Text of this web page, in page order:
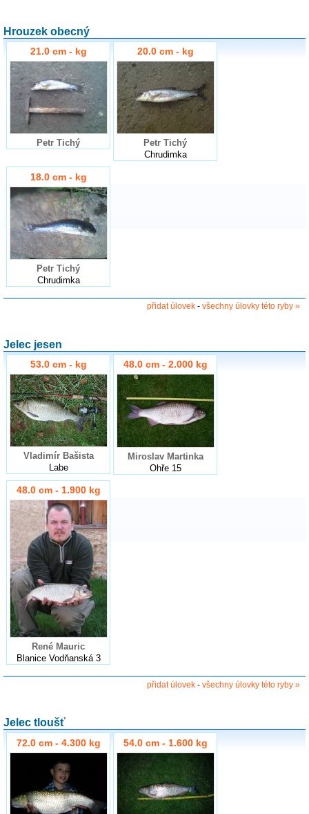
Hrouzek obecný
21.0 cm - kg
Petr Tichý
20.0 cm - kg
Petr Tichý
Chrudimka
18.0 cm - kg
Petr Tichý
Chrudimka
přidat úlovek - všechny úlovky této ryby »
Jelec jesen
53.0 cm - kg
Vladimír Bašista
Labe
48.0 cm - 2.000 kg
Miroslav Martinka
Ohře 15
48.0 cm - 1.900 kg
René Mauric
Blanice Vodňanská 3
přidat úlovek - všechny úlovky této ryby »
Jelec tloušť
72.0 cm - 4.300 kg 54.0 cm - 1.600 kg